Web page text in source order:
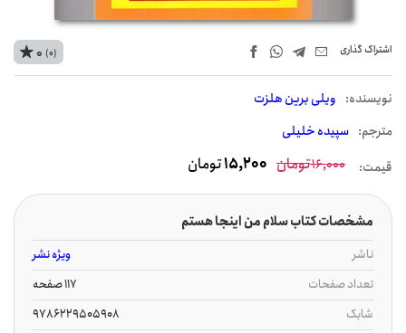
اشتراک‌ گذاری
نويسنده: ویلی برین هلزت
مترجم: سپیده خلیلی
0 (0)
قیمت: 16,000تومان 15,200تومان
مشخصات کتاب سلام من اینجا هستم
ناشر
ویژه نشر
تعداد صفحات
117 صفحه
شابک
9786229505908